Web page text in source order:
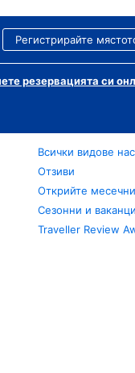
Регистрирайте
резервацията си
Всички видове
Отзиви
Открийте
Сезонни и
Traveller Review